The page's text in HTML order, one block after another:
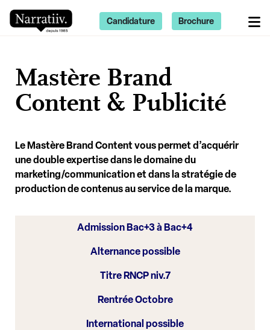
Mastère Brand
Content & Publicité
Le Mastère Brand Content vous permet d’acquérir
une double expertise dans le domaine du
marketing/communication et dans la stratégie de
production de contenus au service de la marque.
Admission Bac+3 à Bac+4
Alternance possible
Titre RNCP niv.7
Rentrée Octobre
International possible
Candidature Brochure